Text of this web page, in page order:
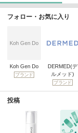
フォロー・お気に入り
Koh Gen Do
Koh Gen Do
ブランド
DERMED(デ
ルメッド)
ブランド
投稿